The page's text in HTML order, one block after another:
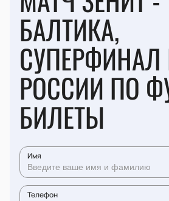
БАЛТИКА,
СУПЕРФИНАЛ
РОССИИ ПО
БИЛЕТЫ
Имя
Телефон